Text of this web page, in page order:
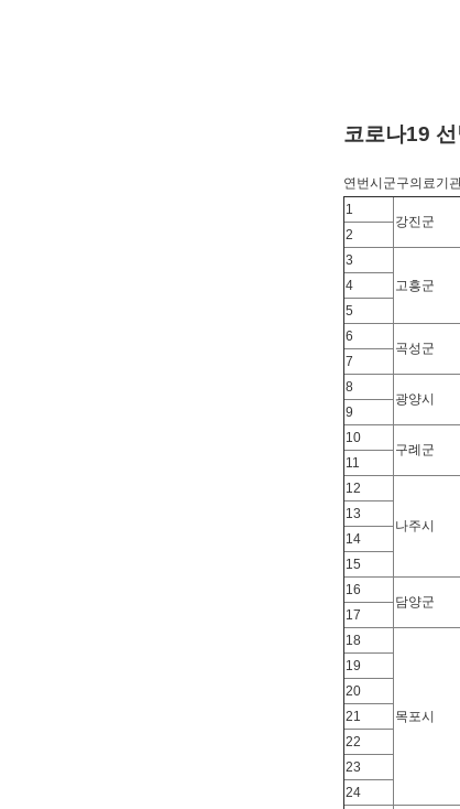
코로나19
연번시군구의료기
1
강진군
2
3
고흥군
4
5
6
곡성군
7
8
광양시
9
10
구례군
11
12
나주시
13
14
15
16
담양군
17
18
목포시
19
20
21
22
23
24